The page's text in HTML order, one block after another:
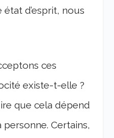
état d’esprit, nous
ces
existe-t-elle ?
que cela dépend
personne. Certains,